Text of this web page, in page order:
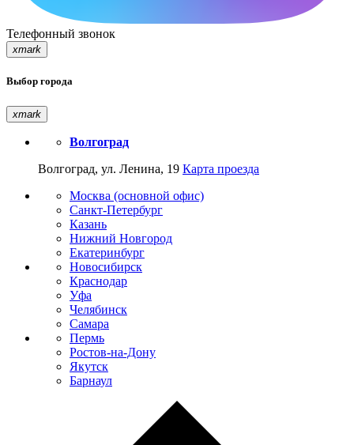
Телефонный звонок
xmark
Выбор города
xmark
Волгоград
Волгоград, ул. Ленина, 19 Карта проезда
Москва (основной офис)
Санкт-Петербург
Казань
Нижний Новгород
Екатеринбург
Новосибирск
Краснодар
Уфа
Челябинск
Самара
Пермь
Ростов-на-Дону
Якутск
Барнаул